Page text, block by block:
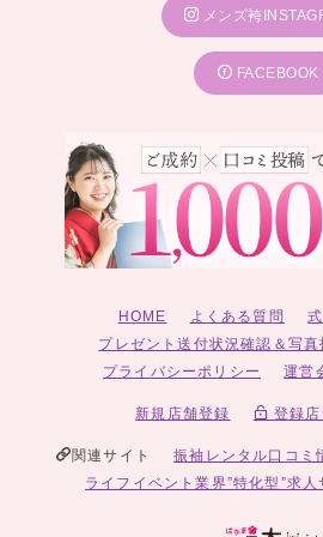
メンズ袴
FACEBOOK
HOME よくある質問
プレゼント送付状況確認＆写真
プライバシーポリシー
運営
新規店舗登録 登録
関連サイト
振袖レンタル口コミ
ライフイベント業界”特化型”求人